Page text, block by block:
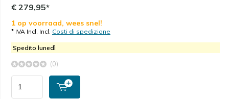
€ 279,95*
1 op voorraad, wees snel!
* IVA Incl. Incl. Costi di spedizione
Spedito lunedì
(0)